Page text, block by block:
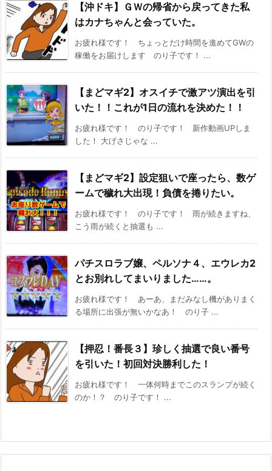
【沖ドキ】ＧＷの帰省から戻ってきた私
はカナちゃんと会っていた。
お疲れ様です！ ちょっとだけ時間を進めてGWの
稼働をお届けします のり子です！ ...
【まどマギ2】オスイチで激アツ演出を引
いた！！これが1日の流れを決めた！！
お疲れ様です！ のり子です！ 新作動画UPしま
した！ 大げさじゃな ...
【まどマギ2】設定狙いで座ったら、数ゲ
ームで穢れ大出現！負債を捲りたい。
お疲れ様です！ のり子です！ 雨が続きますね、
こう雨が続くと抽選も ...
パチスロラブ嬢、ペルソナ４、エウレカ2
とお別れしてまいりました……。
お疲れ様です！ あーあ、まだみなし機がありまく
る場所に出張が無いかなあ！ のり子 ...
【押忍！番長３】珍しく抽選で良い番号
を引いた！初回対決勝利した！
お疲れ様です！ 一体何時までこのスランプが続く
のか！？ のり子です！ ...